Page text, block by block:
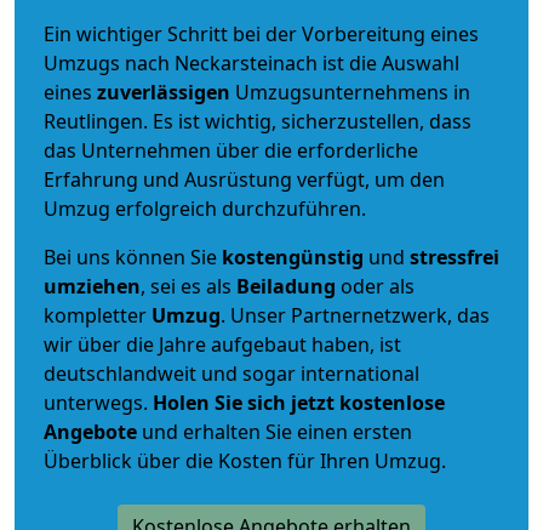
Ein wichtiger Schritt bei der Vorbereitung eines
Umzugs nach Neckarsteinach ist die Auswahl
eines zuverlässigen Umzugsunternehmens in
Reutlingen. Es ist wichtig, sicherzustellen, dass
das Unternehmen über die erforderliche
Erfahrung und Ausrüstung verfügt, um den
Umzug erfolgreich durchzuführen.
Bei uns können Sie kostengünstig und stressfrei
umziehen, sei es als Beiladung oder als
kompletter Umzug. Unser Partnernetzwerk, das
wir über die Jahre aufgebaut haben, ist
deutschlandweit und sogar international
unterwegs. Holen Sie sich jetzt kostenlose
Angebote und erhalten Sie einen ersten
Überblick über die Kosten für Ihren Umzug.